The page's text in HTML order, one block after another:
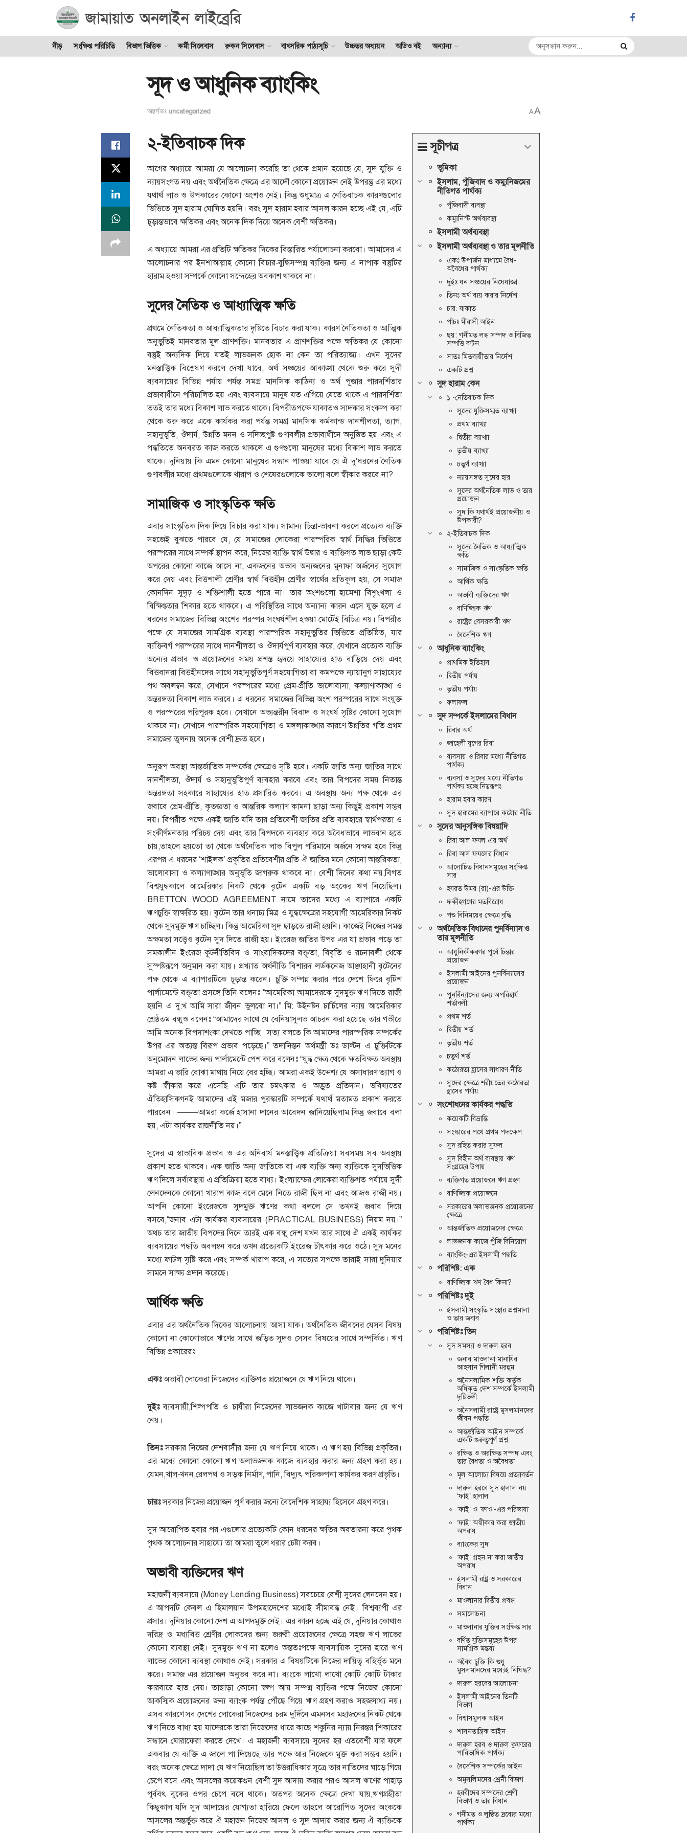
নীড় সংক্ষিপ্ত পরিচিতি বিভাগ ভিত্তিক কর্মী সিলেবাস রুকন সিলেবাস বাৎসরিক পাঠ্যসূচি উচ্চতর অধ্যয়ন অডিও বই অন্যান্য
সূদ ও আধুনিক ব্যাংকিং
অন্তর্গতঃ uncategorized AA
সূচীপত্র
ভূমিকা
ইসলাম, পুঁজিবাদ ও কম্যুনিজমের
নীতিগত পার্থক্য
পুঁজিবাদী ব্যবস্থা
কম্যুনিস্ট অর্থব্যবস্থা
ইসলামী অর্থব্যবস্থা
ইসলামী অর্থব্যবস্থা ও তার মূলনীতি
একঃ উপার্জন মাধ্যমে বৈধ-
অবৈধের পার্থক্য
দুইঃ ধন সঞ্চয়ের নিষেধাজ্ঞা
তিনঃ অর্থ ব্যয় করার নির্দেশ
চার: যাকাত
পাঁচঃ মীরাসী আইন
ছয়: গনীমত লব্ধ সম্পদ ও বিজিত
সম্পত্তি বণ্টন
সাতঃ মিতব্যয়ীতার নির্দেশ
একটি প্রশ্ন
সুদ হারাম কেন
১ -নেতিবাচক দিক
সুদের যুক্তিসম্মত ব্যাখ্যা
প্রথম ব্যাখ্যা
দ্বিতীয় ব্যাখ্যা
তৃতীয় ব্যাখ্যা
চতুর্থ ব্যাখ্যা
ন্যায়সঙ্গত সুদের হার
সুদের অর্থনৈতিক লাভ ও তার
প্রয়োজন
সুদ কি যথার্থই প্রয়োজনীয় ও
উপকারী?
২-ইতিবাচক দিক
সুদের নৈতিক ও আধ্যাত্মিক
ক্ষতি
সামাজিক ও সাংস্কৃতিক ক্ষতি
আর্থিক ক্ষতি
অভাবী ব্যক্তিদের ঋণ
বাণিজ্যিক ঋণ
রাষ্ট্রের বেসরকারী ঋণ
বৈদেশিক ঋণ
আধুনিক ব্যাংকিং
প্রাথমিক ইতিহাস
দ্বিতীয় পর্যায়
তৃতীয় পর্যায়
ফলাফল
সুদ সম্পর্কে ইসলামের বিধান
রিবার অর্থ
জাহেলী যুগের রিবা
ব্যবসায় ও রিবার মধ্যে নীতিগত
পার্থক্য
ব্যবসা ও সুদের মধ্যে নীতিগত
পার্থক্য হচ্ছে নিম্নরূপঃ
হারাম হবার কারণ
সুদ হারামের ব্যাপারে কঠোর নীতি
সুদের আনুসঙ্গিক বিষয়াদি
রিবা আল ফযল এর অর্থ
রিবা আল ফযলের বিধান
আলোচিত বিধানসমূহের সংক্ষিপ্ত
সার
হযরত উমর (রা)-এর উক্তি
ফকীহগণের মতবিরোধ
পশু বিনিময়ের ক্ষেত্রে বৃদ্ধি
অর্থনৈতিক বিধানের পুনর্বিন্যাস ও
তার মূলনীতি
আধুনিকীকরণর পূর্বে চিন্তার
প্রয়োজন
ইসলামী আইনের পুনর্বিন্যাসের
প্রয়োজন
পুনর্বিন্যাসের জন্য অপরিহার্য
শর্তাবলী
প্রথম শর্ত
দ্বিতীয় শর্ত
তৃতীয় শর্ত
চতুর্থ শর্ত
কঠোরতা হ্রাসের সাধারণ নীতি
সুদের ক্ষেত্রে শরীয়তের কঠোরতা
হ্রাসের পর্যায়
সংশোধনের কার্যকর পদ্ধতি
কয়েকটি বিভ্রান্তি
সংস্কারের পথে প্রথম পদক্ষেপ
সুদ রহিত করার সুফল
সুদ বিহীন অর্থ ব্যবস্থায় ঋণ
সংগ্রহের উপায়
ব্যক্তিগত প্রয়োজনে ঋণ গ্রহণ
বাণিজ্যিক প্রয়োজনে
সরকারের অলাভজনক প্রয়োজনের
ক্ষেত্রে
আন্তর্জাতিক প্রয়োজনের ক্ষেত্রে
লাভজনক কাজে পুঁজি বিনিয়োগ
ব্যাংকিং-এর ইসলামী পদ্ধতি
পরিশিষ্ট: এক
বাণিজ্যিক ঋণ বৈধ কিনা?
পরিশিষ্টঃ দুই
ইসলামী সংস্কৃতি সংস্থার প্রশ্নমালা
ও তার জবাব
পরিশিষ্টঃ তিন
সুদ সমস্যা ও দারুল হরব
জনাব মাওলানা মানাযির
আহসান গিলানী মরহুম
অনৈসলামিক শক্তি কর্তৃক
অধিকৃত দেশ সম্পর্কে ইসলামী
দৃষ্টিভঙ্গী
অনৈসলামী রাষ্ট্রে মুসলমানদের
জীবন পদ্ধতি
আন্তর্জাতিক আইন সম্পর্কে
একটি গুরুত্বপূর্ণ প্রশ্ন
রক্ষিত ও অরক্ষিত সম্পদ এবং
তার বৈধতা ও অবৈধতা
মূল আলোচ্য বিষয়ে প্রত্যাবর্তন
দারুল হরবে সুদ হালাল নয়
‘ফাই’ হালাল
‘ফাই’ ও ‘ফাও’-এর পরিভাষা
‘ফাই’ অস্বীকার করা জাতীয়
অপরাধ
ব্যাংকের সুদ
‘ফাই’ গ্রহন না করা জাতীয়
অপরাধ
ইসলামী রাষ্ট্র ও সরকারের
বিধান
মাওলানার দ্বিতীয় প্রবন্ধ
সমালোচনা
মাওলানার যুক্তির সংক্ষিপ্ত সার
বর্ণিত যুক্তিসমূহের উপর
সামগ্রিক মন্তব্য
অবৈধ চুক্তি কি শুধু
মুসলমানদের মধ্যেই নিষিদ্ধ?
দারুল হরবের আলোচনা
ইসলামী আইনের তিনটি
বিভাগ
বিশ্বাসমুলক আইন
শাসনতান্ত্রিক আইন
দারুল হরব ও দারুল কুফরের
পারিভাষিক পার্থক্য
বৈদেশিক সম্পর্কের আইন
অমুসলিমদের শ্রেনী বিভাগ
হরবীদের সম্পদের শ্রেণী
বিভাগ ও তার বিধান
গনীমত ও লুণ্ঠিত দ্রব্যের মধ্যে
পার্থক্য
২-ইতিবাচক দিক
আগের অধ্যায়ে আমরা যে আলোচনা করেছি তা থেকে প্রমান হয়েছে যে, সুদ যুক্তি ও
ন্যায়সংগত নয় এবং অর্থনৈতিক ক্ষেত্রে এর আদৌ কোনো প্রয়োজন নেই উপরন্তু এর মধ্যে
যথার্থ লাভ ও উপকারের কোনো অংশও নেই। কিন্তু শুধুমাত্র এ নেতিবাচক কারণগুলোর
ভিত্তিতে সুদ হারাম ঘোষিত হয়নি। বরং সুদ হারাম হবার আসল কারন হচ্ছে এই যে, এটি
চূড়ান্তভাবে ক্ষতিকর এবং অনেক দিক দিয়ে অনেক বেশী ক্ষতিকর।
এ অধ্যায়ে আমরা এর প্রতিটি ক্ষতিকর দিকের বিস্তারিত পর্যালোচনা করবো। আমাদের এ
আলোচনার পর ইনশাআল্লাহ কোনো বিচার-বুদ্ধিসম্পন্ন ব্যক্তির জন্য এ নাপাক বস্তুটির
হারাম হওয়া সম্পর্কে কোনো সন্দেহের অবকাশ থাকবে না।
সুদের নৈতিক ও আধ্যাত্মিক ক্ষতি
প্রথমে নৈতিকতা ও আধ্যাত্মিকতার দৃষ্টিতে বিচার করা যাক। কারণ নৈতিকতা ও আত্মিক
অনুভুতিই মানবতার মূল প্রাণশক্তি। মানবতার এ প্রাণশক্তির পক্ষে ক্ষতিকর যে কোনো
বস্তুই অন্যদিক দিয়ে যতই লাভজনক হোক না কেন তা পরিত্যাজ্য। এখন সুদের
মনস্তাত্ত্বিক বিশ্লেষণ করলে দেখা যাবে, অর্থ সঞ্চয়ের আকাঙ্খা থেকে শুরু করে সুদী
ব্যবসায়ের বিভিন্ন পর্যায় পর্যন্ত সমগ্র মানসিক কাঠিন্য ও অর্থ পূজার পারদর্শিতার
প্রভাবাধীনে পরিচালিত হয় এবং ব্যবসায়ে মানুষ যত এগিয়ে যেতে থাকে এ পারদর্শিতা
ততই তার মধ্যে বিকাশ লাভ করতে থাকে। বিপরীতপক্ষে যাকাতও সাদকার সংকল্প করা
থেকে শুরু করে একে কার্যকর করা পর্যন্ত সমগ্র মানসিক কর্মকান্ড দানশীলতা, ত্যাগ,
সহানুভূতি, ঔদার্য, উন্নতি মনন ও সদিচ্ছপুষ্ট গুণাবলীর প্রভাবাধীনে অনুষ্ঠিত হয় এবং এ
পদ্ধতিতে অনবরত কাজ করতে থাকলে এ গুণগুলো মানুষের মধ্যে বিকাশ লাভ করতে
থাকে। দুনিয়ায় কি এমন কোনো মানুষের সন্ধান পাওয়া যাবে যে ঐ দু’ধরনের নৈতিক
গুণাবলীর মধ্যে প্রথমগুলোকে খারাপ ও শেষেরগুলোকে ভালো বলে স্বীকার করবে না?
সামাজিক ও সাংস্কৃতিক ক্ষতি
এবার সাংস্কৃতিক দিক দিয়ে বিচার করা যাক। সামান্য চিন্তা-ভাবনা করলে প্রত্যেক ব্যক্তি
সহজেই বুঝতে পারবে যে, যে সমাজের লোকেরা পারস্পরিক স্বার্থ সিদ্ধির ভিত্তিতে
পরস্পরের সাথে সম্পর্ক স্থাপন করে, নিজের ব্যক্তি স্বার্থ উদ্বার ও ব্যক্তিগত লাভ ছাড়া কেউ
অপরের কোনো কাজে আসে না, একজনের অভাব অন্যজনের মুনাফা অর্জনের সুযোগ
করে দেয় এবং বিত্তশালী শ্রেণীর স্বার্থ বিত্তহীন শ্রেণীর স্বার্থের প্রতিকূল হয়, সে সমাজ
কোনদিন সুদৃঢ় ও শক্তিশালী হতে পারে না। তার অংশগুলো হামেশা বিশৃংখলা ও
বিক্ষিপ্ততার শিকার হতে থাকবে। এ পরিস্থিতির সাথে অন্যান্য কারন এসে যুক্ত হলে এ
ধরনের সমাজের বিভিন্ন অংশের পরস্পর সংঘর্ষশীল হওয়া মোটেই বিচিত্র নয়। বিপরীত
পক্ষে যে সমাজের সামগ্রিক ব্যবস্থা পারস্পরিক সহানুভুতির ভিত্তিতে প্রতিষ্ঠিত, যার
ব্যক্তিবর্গ পরস্পরের সাথে দানশীলতা ও ঔদার্যপূর্ণ ব্যবহার করে, যেখানে প্রত্যেক ব্যক্তি
অন্যের প্রভাব ও প্রয়োজনের সময় প্রশস্ত হৃদয়ে সাহায্যের হাত বাড়িয়ে দেয় এবং
বিত্তবানরা বিত্তহীনদের সাথে সহানুভুতিপূর্ণ সহযোগিতা বা কমপক্ষে ন্যায়ানুগ সাহায্যের
পথ অবলম্বন করে, সেখানে পরস্পরের মধ্যে প্রেম-প্রীতি ভালোবাসা, কল্যাণাকাঙ্খা ও
অন্তরঙ্গতা বিকাশ লাভ করবে। এ ধরনের সমাজের বিভিন্ন অংশ পরস্পরের সাথে সংযুক্ত
ও পরস্পরের পরিপূরক হবে। সেখানে অভ্যন্তরীন বিবাদ ও সংঘর্ষ সৃষ্টির কোনো সুযোগ
থাকবে না। সেখানে পারস্পরিক সহযোগিতা ও মঙ্গলাকাঙ্খার কারণে উন্নতির গতি প্রথম
সমাজের তুলনায় অনেক বেশী দ্রুত হবে।
অনুরূপ অবস্থা আন্তর্জাতিক সম্পর্কের ক্ষেত্রেও সৃষ্টি হবে। একটি জাতি অন্য জাতির সাথে
দানশীলতা, ঔদার্য ও সহানুভুতিপূর্ণ ব্যবহার করবে এবং তার বিপদের সময় নিতান্ত
অন্তরঙ্গতা সহকারে সাহায্যের হাত প্রসারিত করবে। এ অবস্থায় অন্য পক্ষ থেকে এর
জবাবে প্রেম-প্রীতি, কৃতজ্ঞতা ও আন্তরিক কল্যাণ কামনা ছাড়া অন্য কিছুই প্রকাশ সম্ভব
নয়। বিপরীত পক্ষে একই জাতি যদি তার প্রতিবেশী জাতির প্রতি ব্যবহারে স্বার্থপরতা ও
সংকীর্ণমনতার পরিচয় দেয় এবং তার বিপদকে ব্যবহার করে অবৈধভাবে লাভবান হতে
চায়,তাহলে হয়তো তা থেকে অর্থনৈতিক লাভ বিপুল পরিমানে অর্জনে সক্ষম হবে কিন্তু
এরপর এ ধরনের ‘শাইলক’ প্রকৃতির প্রতিবেশীর প্রতি ঐ জাতির মনে কোনো আন্তরিকতা,
ভালোবাসা ও কল্যাণাঙ্খার অনুভূতি জাগরুক থাকবে না। বেশী দিনের কথা নয়,বিগত
বিশ্বযুদ্ধকালে আমেরিকার নিকট থেকে বৃটেন একটি বড় অংকের ঋণ নিয়েছিল।
BRETTON WOOD AGREEMENT নামে তাদের মধ্যে এ ব্যাপারে একটি
ঋণচুক্তি স্বাক্ষরিত হয়। বৃটেন তার ধনাঢ্য মিত্র ও যুদ্ধক্ষেত্রের সহযোগী আমেরিকার নিকট
থেকে সুদমুক্ত ঋণ চাচ্ছিল। কিন্তু আমেরিকা সুদ ছাড়তে রাজী হয়নি। কাজেই নিজের সমস্ত
অক্ষমতা সত্ত্বেও বৃটেন সুদ দিতে রাজী হয়। ইংরেজ জাতির উপর এর যা প্রভাব পড়ে তা
সমকালীন ইংরেজ কূটনীতিবিদ ও সাংবাদিকদের বক্তৃতা, বিবৃতি ও রচনাবলী থেকে
সুস্পষ্টরূপে অনুমান করা যায়। প্রখ্যাত অর্থনীতি বিশারদ লর্ডকনেজ আঞ্জাহানী বৃটেনের
পক্ষ থেকে এ ব্যাপারটিকে চূড়ান্ত করেন। চুক্তি সম্পন্ন করার পরে দেশে ফিরে বৃটিশ
পার্লামেন্টে বক্তৃতা প্রসঙ্গে তিনি বলেনঃ “আমেরিকা আমাদেরকে সুদমুক্ত ঋণ দিতে রাজী
হয়নি এ দু:খ আমি সারা জীবন ভুলবো না।” মি: উইনষ্টন চার্চিলের ন্যায় আমেরিকার
শ্রেষ্ঠতম বন্ধুও বলেনঃ “আমাদের সাথে যে বেনিয়াসুলভ আচরন করা হয়েছে তার গভীরে
আমি অনেক বিপদাশংকা দেখতে পাচ্ছি। সত্য বলতে কি আমাদের পারস্পরিক সম্পর্কের
উপর এর অত্যন্ত বিরূপ প্রভাব পড়েছে।” তদানিন্তন অর্থমন্ত্রী ডঃ ডাল্টন এ চুক্তিটিকে
অনুমোদন লাভের জন্য পার্লামেন্টে পেশ করে বলেনঃ “যুদ্ধ ক্ষেত্র থেকে ক্ষতবিক্ষত অবস্থায়
আমরা এ ভারি বোঝা মাথায় নিয়ে বের হচ্ছি। আমরা একই উদ্দেশ্য যে অসাধারণ ত্যাগ ও
কষ্ট স্বীকার করে এসেছি এটি তার চমৎকার ও অদ্ভুত প্রতিদান। ভবিষ্যতের
ঐতিহাসিকগনই আমাদের এই মজার পুরস্কারটি সম্পর্কে যথার্থ মতামত প্রকাশ করতে
পারবেন। ——–আমরা কর্জে হাসানা দানের আবেদন জানিয়েছিলাম কিন্তু জবাবে বলা
হয়, এটা কার্যকর রাজনীতি নয়।”
সুদের এ স্বাভাবিক প্রভাব ও এর অনিবার্য মনস্তাত্ত্বিক প্রতিক্রিয়া সবসময় সব অবস্থায়
প্রকাশ হতে থাকবে। এক জাতি অন্য জাতিকে বা এক ব্যক্তি অন্য ব্যক্তিকে সুদভিত্তিক
ঋণ দিলে সর্বাবস্থায় এ প্রতিক্রিয়া হতে বাধ্য। ইংল্যান্ডের লোকেরা ব্যক্তিগত পর্যায়ে সুদী
লেনদেনকে কোনো খারাপ কাজ বলে মেনে নিতে রাজী ছিল না এবং আজও রাজী নয়।
আপনি কোনো ইংরেজকে সুদমুক্ত ঋণের কথা বললে সে তখনই জবাব দিয়ে
বসবে,“জনাব এটা কার্যকর ব্যবসায়ের (PRACTICAL BUSINESS) নিয়ম নয়।”
অথচ তার জাতীয় বিপদের দিনে তারই এক বন্ধু দেশ যখন তার সাথে ঐ একই কার্যকর
ব্যবসায়ের পদ্ধতি অবলম্বন করে তখন প্রত্যেকটি ইংরেজ চীৎকার করে ওঠে। সুদ মনের
মধ্যে ফাটল সৃষ্টি করে এবং সম্পর্ক খারাপ করে, এ সত্যের সপক্ষে তারাই সারা দুনিয়ার
সামনে সাক্ষ্য প্রদান করেছে।
আর্থিক ক্ষতি
এবার এর অর্থনৈতিক দিকের আলোচনায় আসা যাক। অর্থনৈতিক জীবনের যেসব বিষয়
কোনো না কোনোভাবে ঋণের সাথে জড়িত সুদও সেসব বিষয়ের সাথে সম্পর্কিত। ঋণ
বিভিন্ন প্রকারেরঃ
একঃঅভাবী লোকেরা নিজেদের ব্যক্তিগত প্রয়োজনে যে ঋণ নিয়ে থাকে।
দুইঃব্যবসায়ী,শিল্পপতি ও চাষীরা নিজেদের লাভজনক কাজে খাটাবার জন্য যে ঋণ
নেয়।
তিনঃসরকার নিজের দেশবাসীর জন্য যে ঋণ নিয়ে থাকে। এ ঋণ হয় বিভিন্ন প্রকৃতির।
এর মধ্যে কোনো কোনো ঋণ অলাভজনক কাজে ব্যবহার করার জন্য গ্রহণ করা হয়।
যেমন,খাল-খনন,রেলপথ ও সড়ক নির্মাণ, পানি, বিদ্যুৎ পরিকল্পনা কার্যকর করণ প্রভৃতি।
চারঃসরকার নিজের প্রয়োজন পূর্ণ করার জন্যে বৈদেশিক সাহায্য হিসেবে গ্রহণ করে।
সুদ আরোপিত হবার পর এগুলোর প্রত্যেকটি কোন ধরনের ক্ষতির অবতারনা করে পৃথক
পৃথক আলোচনার সাহায্যে তা আমরা তুলে ধরার চেষ্টা করব।
অভাবী ব্যক্তিদের ঋণ
মহাজনী ব্যবসায়ে (Money Lending Business) সবচেয়ে বেশী সুদের লেনদেন হয়।
এ আপদটি কেবল এ হিমালয়ান উপমহাদেশের মধ্যেই সীমাবদ্ধ নেই। বিশ্বব্যপী এর
প্রসার। দুনিয়ার কোনো দেশ এ আপদমুক্ত নেই। এর কারন হচ্ছে এই যে, দুনিয়ার কোথাও
দরিদ্র ও মধ্যবিত্ত শ্রেণীর লোকদের জন্য জরুরী প্রয়োজনের ক্ষেত্রে সহজ ঋণ লাভের
কোনো ব্যবস্থা নেই। সুদমুক্ত ঋণ না হলেও অন্ততঃপক্ষে ব্যবসায়িক সুদের হারে ঋণ
লাভের কোনো ব্যবস্থা কোথাও নেই। সরকার এ বিষয়টিকে নিজের দায়িত্ব বহির্ভূত মনে
করে। সমাজ এর প্রয়োজন অনুভব করে না। ব্যংকে লাখো লাখো কোটি কোটি টাকার
কারবারে হাত দেয়। তাছাড়া কোনো স্বল্প আয় সম্পন্ন ব্যক্তির পক্ষে নিজের কোনো
আকস্মিক প্রয়োজনের জন্য ব্যাংক পর্যন্ত পৌঁছে গিয়ে ঋণ গ্রহণ করাও সহজসাধ্য নয়।
এসব কারণে সব দেশের লোকেরা নিজেদের চরম দুর্দিনে এমনসব মহাজনের নিকট থেকে
ঋণ নিতে বাধ্য হয় যাদেরকে তারা নিজেদের ধারে কাছে শকুনির ন্যায় নিরন্তর শিকারের
সন্ধানে ঘোরাফেরা করতে দেখে। এ মহাজনী ব্যবসায়ে সুদের হর এতবেশী যার ফলে
একবার যে ব্যক্তি এ জালে পা দিয়েছে তার পক্ষে আর নিজেকে মুক্ত করা সম্ভব হয়নি।
বরং অনেক ক্ষেত্রে দাদা যে ঋণ নিয়েছিল তা উত্তরাধিকার সূত্রে তার নাতিদের ঘাড়ে গিয়ে
চেপে বসে এবং আসলের কয়েকগুন বেশী সুদ আদায় করার পরও আসল ঋণের পাহাড়
পূর্ববৎ বুকের ওপর চেপে বসে থাকে। অতপর অনেক ক্ষেত্রে দেখা যায়,ঋণগ্রহীতা
কিছুকাল যদি সুদ আদায়ের যোগ্যতা হারিয়ে ফেলে তাহলে আরোপিত সুদের অংককে
আসলের অন্তর্ভুক্ত করে ঐ মহাজন নিজের আসল ও সুদ আদায় করার জন্য ঐ ব্যক্তিকে